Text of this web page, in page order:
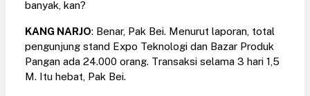
banyak, kan?
KANG NARJO: Benar, Pak Bei. Menurut laporan, total
pengunjung stand Expo Teknologi dan Bazar Produk
Pangan ada 24.000 orang. Transaksi selama 3 hari 1,5
M. Itu hebat, Pak Bei.